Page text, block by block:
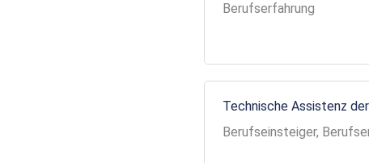
Berufserfahrung
Technische Assistenz
Berufseinsteiger,